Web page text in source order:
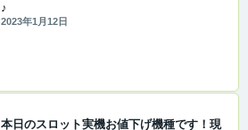
♪
2023年1月12日
本日のスロット実機お値下げ機種です！現